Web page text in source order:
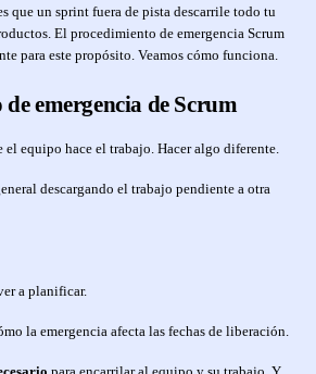
que un sprint fuera de pista descarrile todo tu
El procedimiento de emergencia Scrum
para este propósito. Veamos cómo funciona.
emergencia de Scrum
el equipo hace el trabajo. Hacer algo diferente.
descargando el trabajo pendiente a otra
a planificar.
la emergencia afecta las fechas de liberación.